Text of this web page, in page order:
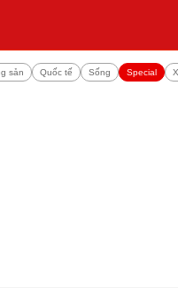
sản Quốc tế Sống Special